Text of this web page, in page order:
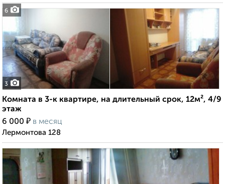
6
3
Комната в 3-к квартире, на длительный срок, 12м², 4/9
этаж
6 000 ₽ в месяц
Лермонтова 128